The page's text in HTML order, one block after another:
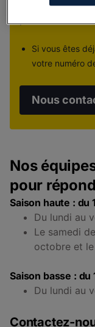
changement
Si vous êtes
votre numéro
Nous
Nos
pour
Saison haute : du
Du lundi au
Le samedi
octobre et le
Saison basse : du
Du lundi au
Contactez-